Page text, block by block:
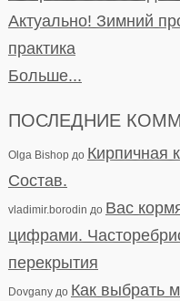
Актуально! Зимний
практика
Больше...
ПОСЛЕДНИЕ
Olga Bishopдо Кирпичная
Состав.
vladimir.borodin до Вас
цифрами.
перекрытия
Dovganyдо Как выбрать